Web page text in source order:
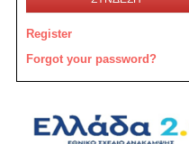
Register
Forgot your password?